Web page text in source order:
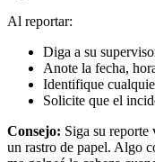
Al reportar:
Diga a su
Anote la fecha,
Identifique
Solicite que el
Consejo: Siga su reporte
un rastro de papel. Algo